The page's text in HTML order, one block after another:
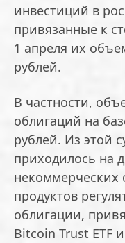
инвестиций в
привязанные к
1 апреля их
рублей.
В частности,
облигаций на
рублей. Из этой
приходилось на
некоммерческих
продуктов
облигации,
Bitcoin Trust ETF